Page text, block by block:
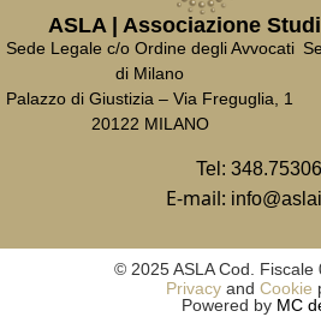
ASLA | Associazione
Sede Legale c/o Ordine degli Avvocati
di Milano
Palazzo di Giustizia – Via Freguglia, 1
20122 MILANO
Tel:
E-mail:
© 2025 ASLA Cod. Fiscale
Privacyand Cookie
Powered by MC